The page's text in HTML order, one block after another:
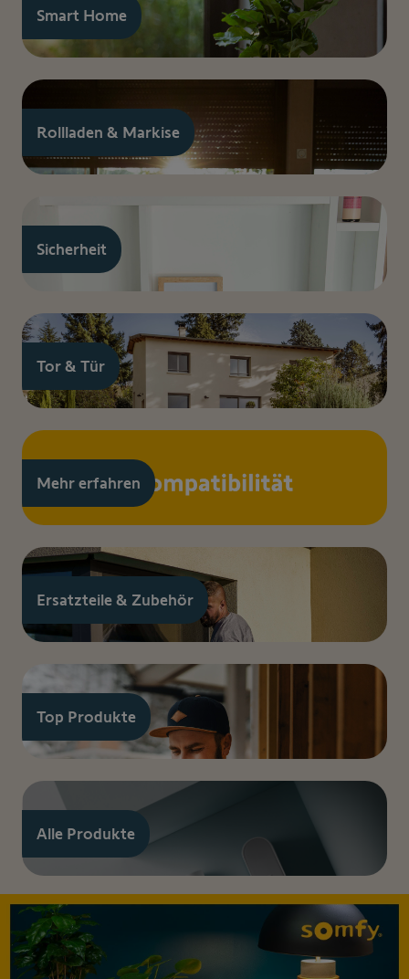
Smart Home
Rollladen & Markise
Sicherheit
Tor & Tür
Mehr erfahren
Ersatzteile & Zubehör
Top Produkte
Alle Produkte